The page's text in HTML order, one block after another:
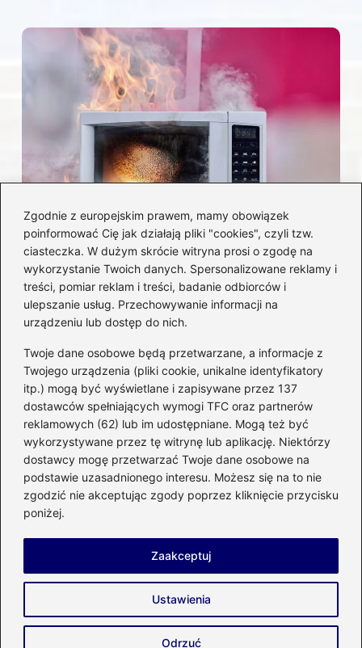
Zgodnie z europejskim prawem, mamy obowiązek
poinformować Cię jak działają pliki "cookies", czyli tzw.
ciasteczka. W dużym skrócie witryna prosi o zgodę na
wykorzystanie Twoich danych. Spersonalizowane reklamy i
treści, pomiar reklam i treści, badanie odbiorców i
ulepszanie usług. Przechowywanie informacji na
urządzeniu lub dostęp do nich.
Twoje dane osobowe będą przetwarzane, a informacje z
Twojego urządzenia (pliki cookie, unikalne identyfikatory
itp.) mogą być wyświetlane i zapisywane przez 137
dostawców spełniających wymogi TFC oraz partnerów
reklamowych (62) lub im udostępniane. Mogą też być
wykorzystywane przez tę witrynę lub aplikację. Niektórzy
dostawcy mogę przetwarzać Twoje dane osobowe na
podstawie uzasadnionego interesu. Możesz się na to nie
zgodzić nie akceptując zgody poprzez kliknięcie przycisku
poniżej.
Ustawienia
Odrzuć
Zaakceptuj
Czy można włożyć styropian do
mikrofalówki? Przewodnik po
bezpiecznym użytkowaniu sprzętu
kuchennego
Kategorie
Budowa (285)
Dom(207)
Energetyka(21)
Meble i elektronika(23)
Ogród(51)
Remont(78)
Copyright © 2026 enco-energetyka.com.pl
Prywatność
Zasady użytkowania
Napisz do nas